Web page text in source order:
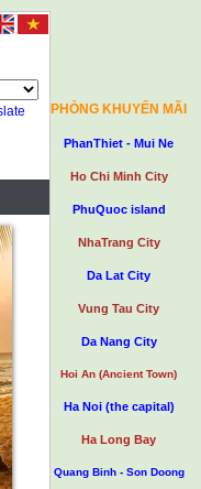
PHÒNG KHUYẾN MÃI
PhanThiet - Mui Ne
Ho Chi Minh City
PhuQuoc island
NhaTrang City
Da Lat City
Vung Tau City
Da Nang City
Hoi An (Ancient Town)
Ha Noi (the capital)
Ha Long Bay
Quang Binh - Son Doong